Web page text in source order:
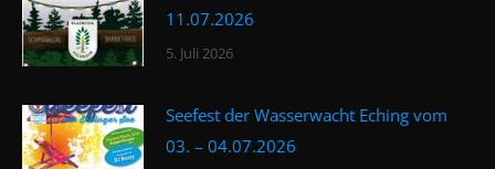
11.07.2026
5. Juli 2026
Seefest der Wasserwacht Eching vom
03. – 04.07.2026